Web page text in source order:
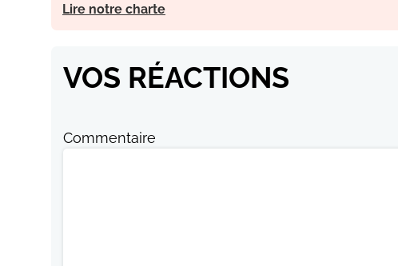
Lire notre charte
VOS RÉACTIONS
Commentaire